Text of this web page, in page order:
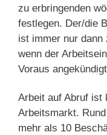
zu erbringenden
festlegen. Der/die
ist immer nur
wenn der
Voraus
Arbeit auf Abruf ist
Arbeitsmarkt.
mehr als 10